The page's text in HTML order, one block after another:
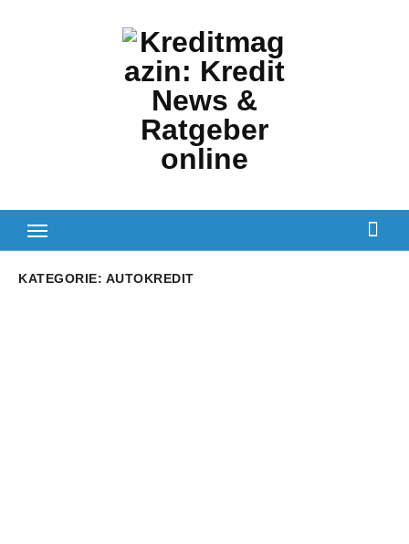
KATEGORIE: AUTOKREDIT